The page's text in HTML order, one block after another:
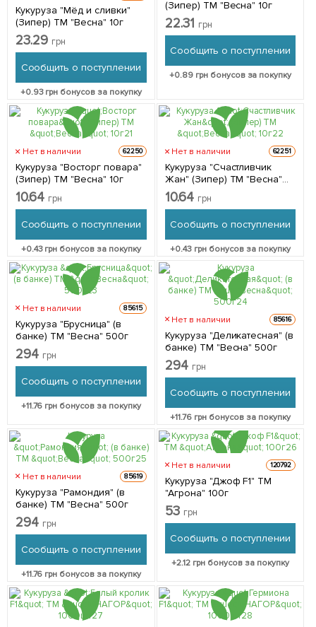
Кукуруза "Мёд и сливки"
(Зипер) ТМ "Весна" 10г
23.29 грн
Сообщить о поступлении
+0.93грн бонусов за покупку
(Зипер) ТМ "Весна" 10г
22.31 грн
Сообщить о поступлении
+0.89грн бонусов за покупку
Нет в наличии 62250
Кукуруза "Восторг повара"
(Зипер) ТМ "Весна" 10г
10.64 грн
Сообщить о поступлении
+0.43грн бонусов за покупку
Нет в наличии 62251
Кукуруза "Счастливчик
Жан" (Зипер) ТМ "Весна"
10г
10.64 грн
Сообщить о поступлении
+0.43 грн бонусов за покупку
Нет в наличии 85615
Кукуруза "Брусница" (в
банке) ТМ "Весна" 500г
294 грн
Сообщить о поступлении
+11.76 грн бонусов за покупку
Нет в наличии 85616
Кукуруза "Деликатесная" (в
банке) ТМ "Весна" 500г
294 грн
Сообщить о поступлении
+11.76 грн бонусов за покупку
Нет в наличии 85619
Кукуруза "Рамондия" (в
банке) ТМ "Весна" 500г
294 грн
Сообщить о поступлении
+11.76 грн бонусов за покупку
Нет в наличии 120792
Кукуруза "Джоф F1" ТМ
"Агрона" 100г
53 грн
Сообщить о поступлении
+2.12 грн бонусов за покупку